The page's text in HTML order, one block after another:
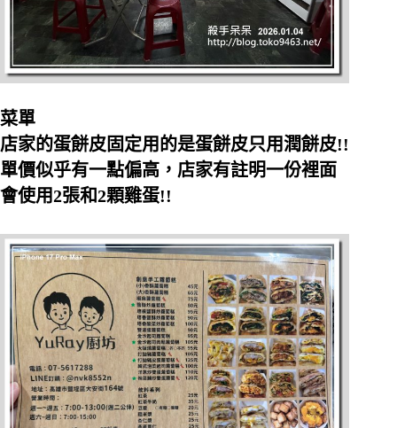
菜單
店家的蛋餅皮固定用的是蛋餅皮只用潤餅皮!!
單價似乎有一點偏高，店家有註明一份裡面
會使用2張和2顆雞蛋!!